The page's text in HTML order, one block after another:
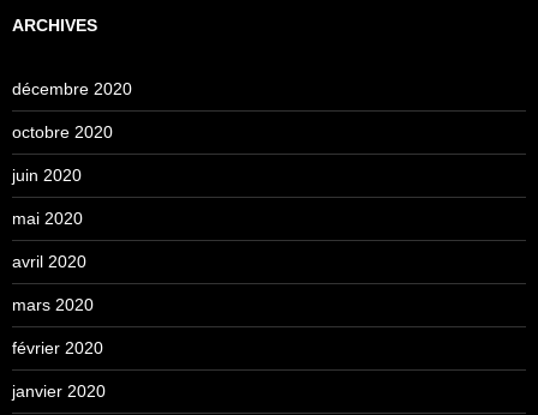
ARCHIVES
décembre 2020
octobre 2020
juin 2020
mai 2020
avril 2020
mars 2020
février 2020
janvier 2020